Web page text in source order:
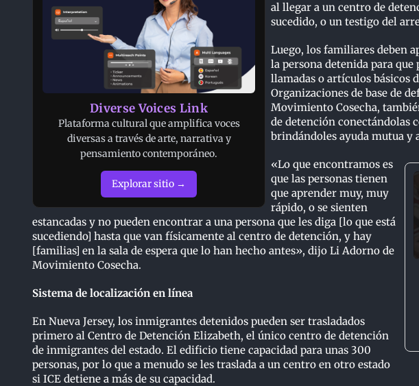
Diverse Voices Link
Plataforma cultural que amplifica voces
diversas a través de arte, narrativa y
pensamiento contemporáneo.
Explorar sitio →
al llegar a un centro de
sucedido, o un testigo del
Luego, los familiares deben
la persona detenida para
llamadas o artículos básicos
Organizaciones de base de
Movimiento Cosecha,
de detención conectándolas
brindándoles ayuda mutua y
«Lo que encontramos es
que las personas tienen
que aprender muy, muy
rápido, o se sienten
estancadas y no pueden encontrar a una persona que les diga [lo que está
sucediendo] hasta que van físicamente al centro de detención, y hay
[familias] en la sala de espera que lo han hecho antes», dijo Li Adorno de
Movimiento Cosecha.
Sistema de localización en línea
En Nueva Jersey, los inmigrantes detenidos pueden ser trasladados
primero al Centro de Detención Elizabeth, el único centro de detención
de inmigrantes del estado. El edificio tiene capacidad para unas 300
personas, por lo que a menudo se les traslada a un centro en otro estado
si ICE detiene a más de su capacidad.